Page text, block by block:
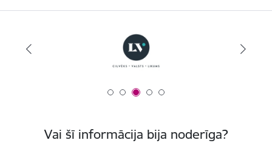
Vai šī informācija bija noderīga?